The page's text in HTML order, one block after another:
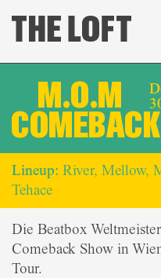
M.O.M
COMEBACK
Lineup: River, Mellow,
Tehace
Die Beatbox
Comeback Show in
Tour.